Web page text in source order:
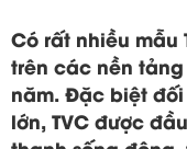
Có rất nhiều mẫu
trên các nền
năm. Đặc biệt
lớn, TVC được